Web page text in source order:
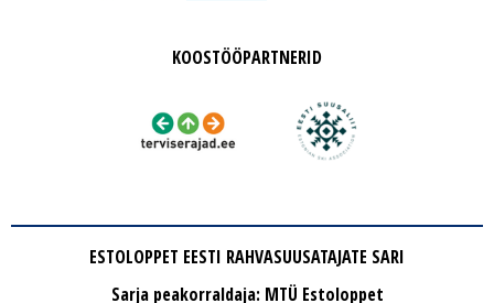
KOOSTÖÖPARTNERID
ESTOLOPPET EESTI RAHVASUUSATAJATE SARI
Sarja peakorraldaja: MTÜ Estoloppet